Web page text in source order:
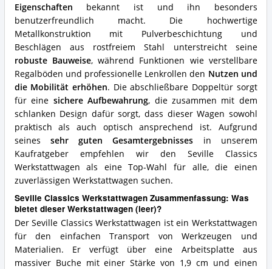
Eigenschaften bekannt ist und ihn besonders
benutzerfreundlich macht. Die hochwertige
Metallkonstruktion mit Pulverbeschichtung und
Beschlägen aus rostfreiem Stahl unterstreicht seine
robuste Bauweise, während Funktionen wie verstellbare
Regalböden und professionelle Lenkrollen den Nutzen und
die Mobilität erhöhen. Die abschließbare Doppeltür sorgt
für eine sichere Aufbewahrung, die zusammen mit dem
schlanken Design dafür sorgt, dass dieser Wagen sowohl
praktisch als auch optisch ansprechend ist. Aufgrund
seines sehr guten Gesamtergebnisses in unserem
Kaufratgeber empfehlen wir den Seville Classics
Werkstattwagen als eine Top-Wahl für alle, die einen
zuverlässigen Werkstattwagen suchen.
Seville Classics Werkstattwagen Zusammenfassung: Was
bietet dieser Werkstattwagen (leer)?
Der Seville Classics Werkstattwagen ist ein Werkstattwagen
für den einfachen Transport von Werkzeugen und
Materialien. Er verfügt über eine Arbeitsplatte aus
massiver Buche mit einer Stärke von 1,9 cm und einen